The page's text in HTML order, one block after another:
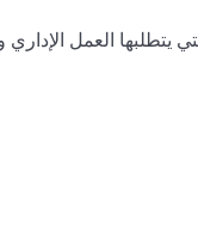
يتطلبها العمل الإداري